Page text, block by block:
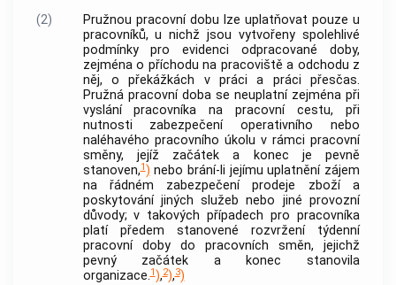
(2)
Pružnou pracovní dobu lze uplatňovat pouze u
pracovníků, u nichž jsou vytvořeny spolehlivé
podmínky pro evidenci odpracované doby,
zejména o příchodu na pracoviště a odchodu z
něj, o překážkách v práci a práci přesčas.
Pružná pracovní doba se neuplatní zejména při
vyslání pracovníka na pracovní cestu, při
nutnosti zabezpečení operativního nebo
naléhavého pracovního úkolu v rámci pracovní
směny, jejíž začátek a konec je pevně
stanoven,1) nebo brání-li jejímu uplatnění zájem
na řádném zabezpečení prodeje zboží a
poskytování jiných služeb nebo jiné provozní
důvody; v takových případech pro pracovníka
platí předem stanovené rozvržení týdenní
pracovní doby do pracovních směn, jejichž
pevný začátek a konec stanovila
organizace.1),2),3)